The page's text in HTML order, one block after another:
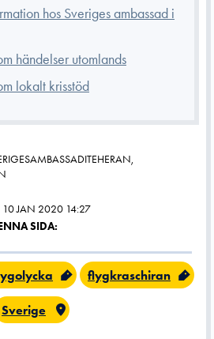
hos Sveriges ambassad i
händelser utomlands
lokalt krisstöd
10 JAN 2020 14:27
SIDA:
flygkraschiran
Sverige